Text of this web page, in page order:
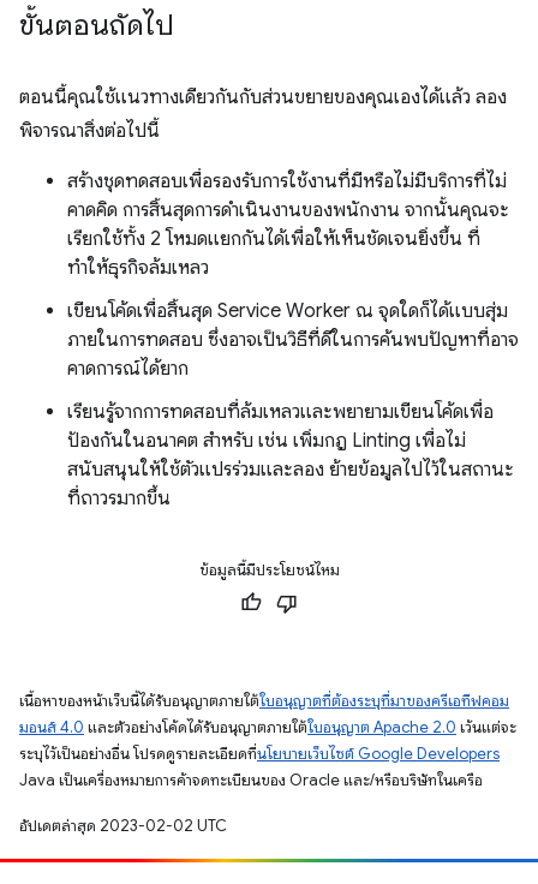
ขั้นตอนถัดไป
ตอนนี้คุณใช้แนวทางเดียวกันกับส่วนขยายของคุณเองได้แล้ว ลอง
พิจารณาสิ่งต่อไปนี้
สร้างชุดทดสอบเพื่อรองรับการใช้งานที่มีหรือไม่มีบริการที่ไม่
คาดคิด การสิ้นสุดการดำเนินงานของพนักงาน จากนั้นคุณจะ
เรียกใช้ทั้ง 2 โหมดแยกกันได้เพื่อให้เห็นชัดเจนยิ่งขึ้น ที่
ทำให้ธุรกิจล้มเหลว
เขียนโค้ดเพื่อสิ้นสุด Service Worker ณ จุดใดก็ได้แบบสุ่ม
ภายในการทดสอบ ซึ่งอาจเป็นวิธีที่ดีในการค้นพบปัญหาที่อาจ
คาดการณ์ได้ยาก
เรียนรู้จากการทดสอบที่ล้มเหลวและพยายามเขียนโค้ดเพื่อ
ป้องกันในอนาคต สำหรับ เช่น เพิ่มกฎ Linting เพื่อไม่
สนับสนุนให้ใช้ตัวแปรร่วมและลอง ย้ายข้อมูลไปไว้ในสถานะ
ที่ถาวรมากขึ้น
ข้อมูลนี้มีประโยชน์ไหม
เนื้อหาของหน้าเว็บนี้ได้รับอนุญาตภายใต้ใบอนุญาตที่ต้องระบุที่มาของครีเอทีฟคอม
มอนส์ 4.0 และตัวอย่างโค้ดได้รับอนุญาตภายใต้ใบอนุญาต Apache 2.0 เว้นแต่จะ
ระบุไว้เป็นอย่างอื่น โปรดดูรายละเอียดที่นโยบายเว็บไซต์ Google Developers
Java เป็นเครื่องหมายการค้าจดทะเบียนของ Oracle และ/หรือบริษัทในเครือ
อัปเดตล่าสุด 2023-02-02 UTC